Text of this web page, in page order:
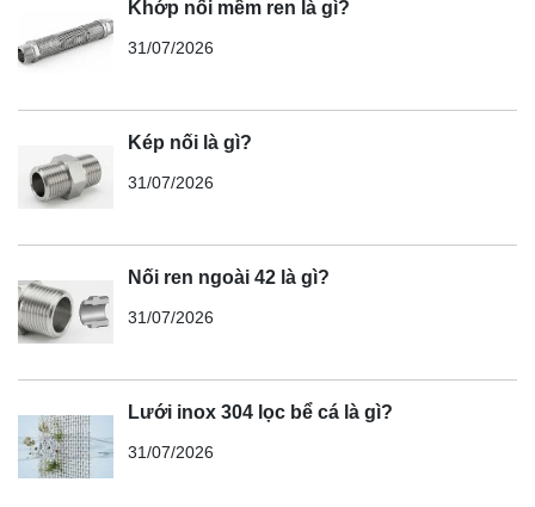
Khớp nối mềm ren là gì?
31/07/2026
Kép nối là gì?
31/07/2026
Nối ren ngoài 42 là gì?
31/07/2026
Lưới inox 304 lọc bể cá là gì?
31/07/2026